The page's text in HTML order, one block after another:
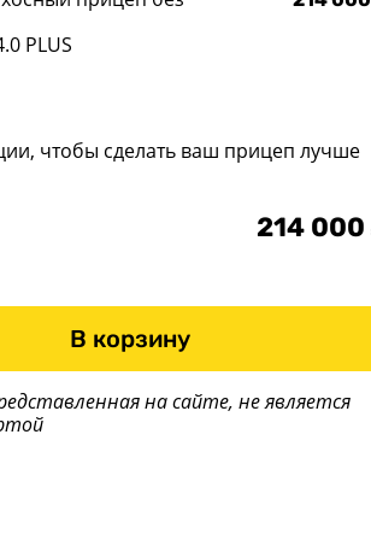
PLUS
чтобы сделать ваш прицеп лучше
214 000
В корзину
на сайте, не является